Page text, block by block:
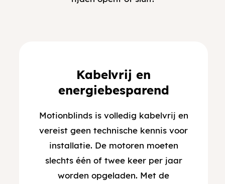
Kabelvrij en
energiebesparend
Motionblinds is volledig kabelvrij en
vereist geen technische kennis voor
installatie. De motoren moeten
slechts één of twee keer per jaar
worden opgeladen. Met de